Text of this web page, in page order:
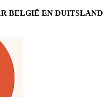
BELGIË EN DUITSLAND